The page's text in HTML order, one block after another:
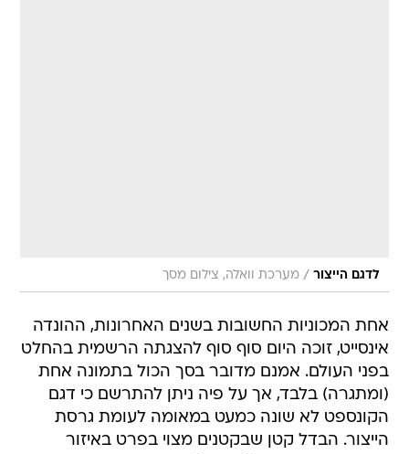
לדגם הייצור / מערכת וואלה, צילום מסך
אחת המכוניות החשובות בשנים האחרונות, ההונדה
אינסייט, זוכה היום סוף סוף להצגתה הרשמית בהחלט
בפני העולם. אמנם מדובר בסך הכול בתמונה אחת
(ומתגרה) בלבד, אך על פיה ניתן להתרשם כי דגם
הקונספט לא שונה כמעט במאומה לעומת גרסת
הייצור. הבדל קטן שבקטנים מצוי בפרט באיזור